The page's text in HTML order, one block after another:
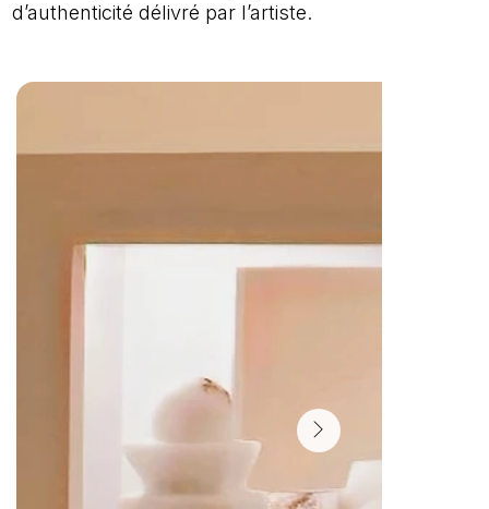
d’authenticité délivré par l’artiste.